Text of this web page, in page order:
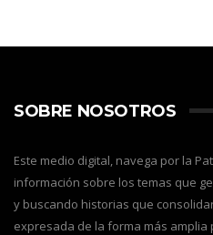
SOBRE NOSOTROS
Este medio digital, navega por la
información sobre los temas que
y buscando historias que
expresada de la forma más amplia